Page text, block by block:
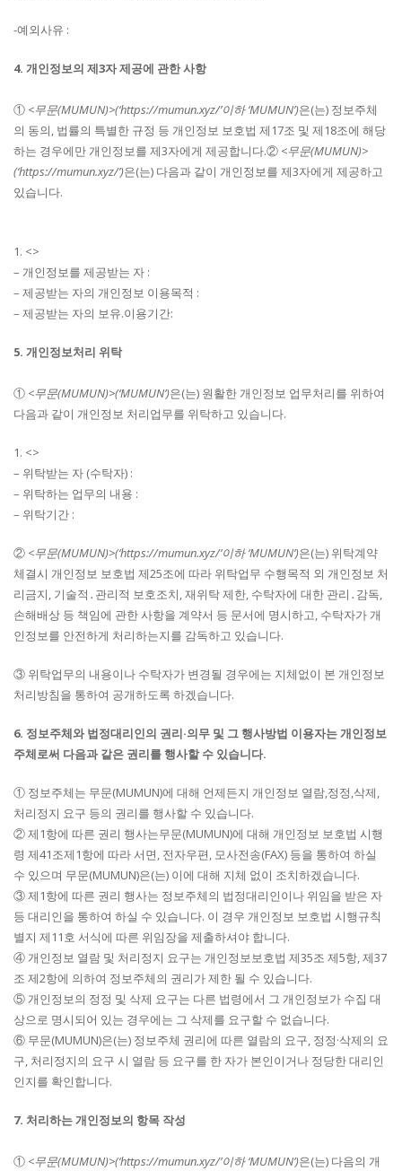
-예외사유 :
4. 개인정보의 제3자 제공에 관한 사항
① <무문(MUMUN)>(‘https://mumun.xyz/’이하 ‘MUMUN’)은(는) 정보주체
의 동의, 법률의 특별한 규정 등 개인정보 보호법 제17조 및 제18조에 해당
하는 경우에만 개인정보를 제3자에게 제공합니다.② <무문(MUMUN)>
(‘https://mumun.xyz/’)은(는) 다음과 같이 개인정보를 제3자에게 제공하고
있습니다.
1. <>
– 개인정보를 제공받는 자 :
– 제공받는 자의 개인정보 이용목적 :
– 제공받는 자의 보유.이용기간:
5. 개인정보처리 위탁
① <무문(MUMUN)>(‘MUMUN’)은(는) 원활한 개인정보 업무처리를 위하여
다음과 같이 개인정보 처리업무를 위탁하고 있습니다.
1. <>
– 위탁받는 자 (수탁자) :
– 위탁하는 업무의 내용 :
– 위탁기간 :
② <무문(MUMUN)>(‘https://mumun.xyz/’이하 ‘MUMUN’)은(는) 위탁계약
체결시 개인정보 보호법 제25조에 따라 위탁업무 수행목적 외 개인정보 처
리금지, 기술적․관리적 보호조치, 재위탁 제한, 수탁자에 대한 관리․감독,
손해배상 등 책임에 관한 사항을 계약서 등 문서에 명시하고, 수탁자가 개
인정보를 안전하게 처리하는지를 감독하고 있습니다.
③ 위탁업무의 내용이나 수탁자가 변경될 경우에는 지체없이 본 개인정보
처리방침을 통하여 공개하도록 하겠습니다.
6. 정보주체와 법정대리인의 권리·의무 및 그 행사방법 이용자는 개인정보
주체로써 다음과 같은 권리를 행사할 수 있습니다.
① 정보주체는 무문(MUMUN)에 대해 언제든지 개인정보 열람,정정,삭제,
처리정지 요구 등의 권리를 행사할 수 있습니다.
② 제1항에 따른 권리 행사는무문(MUMUN)에 대해 개인정보 보호법 시행
령 제41조제1항에 따라 서면, 전자우편, 모사전송(FAX) 등을 통하여 하실
수 있으며 무문(MUMUN)은(는) 이에 대해 지체 없이 조치하겠습니다.
③ 제1항에 따른 권리 행사는 정보주체의 법정대리인이나 위임을 받은 자
등 대리인을 통하여 하실 수 있습니다. 이 경우 개인정보 보호법 시행규칙
별지 제11호 서식에 따른 위임장을 제출하셔야 합니다.
④ 개인정보 열람 및 처리정지 요구는 개인정보보호법 제35조 제5항, 제37
조 제2항에 의하여 정보주체의 권리가 제한 될 수 있습니다.
⑤ 개인정보의 정정 및 삭제 요구는 다른 법령에서 그 개인정보가 수집 대
상으로 명시되어 있는 경우에는 그 삭제를 요구할 수 없습니다.
⑥ 무문(MUMUN)은(는) 정보주체 권리에 따른 열람의 요구, 정정·삭제의 요
구, 처리정지의 요구 시 열람 등 요구를 한 자가 본인이거나 정당한 대리인
인지를 확인합니다.
7. 처리하는 개인정보의 항목 작성
① <무문(MUMUN)>(‘https://mumun.xyz/’이하 ‘MUMUN’)은(는) 다음의 개